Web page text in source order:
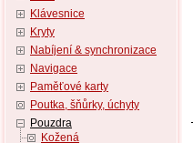
Klávesnice
Kryty
Nabíjení & synchronizace
Navigace
Paměťové karty
Poutka, šňůrky, úchyty
Pouzdra
Kožená